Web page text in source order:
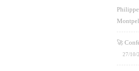
🚀
27/10/